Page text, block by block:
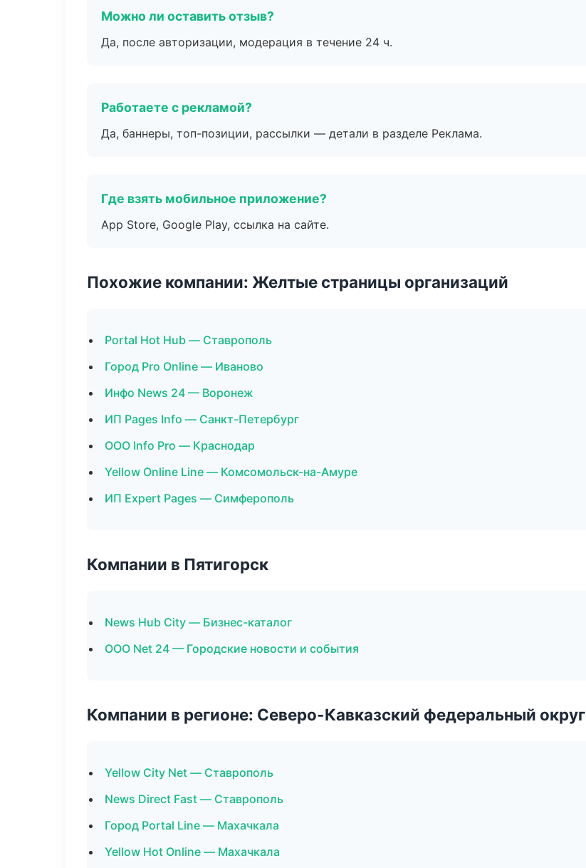
Можно ли оставить отзыв?
Да, после авторизации, модерация в течение 24 ч.
Работаете с рекламой?
Да, баннеры, топ-позиции, рассылки — детали в разделе Реклама.
Где взять мобильное приложение?
App Store, Google Play, ссылка на сайте.
Похожие компании: Желтые страницы организаций
Portal Hot Hub — Ставрополь
Город Pro Online — Иваново
Инфо News 24 — Воронеж
ИП Pages Info — Санкт-Петербург
ООО Info Pro — Краснодар
Yellow Online Line — Комсомольск-на-Амуре
ИП Expert Pages — Симферополь
Компании в Пятигорск
News Hub City — Бизнес-каталог
ООО Net 24 — Городские новости и события
Компании в регионе: Северо-Кавказский федеральный округ
Yellow City Net — Ставрополь
News Direct Fast — Ставрополь
Город Portal Line — Махачкала
Yellow Hot Online — Махачкала